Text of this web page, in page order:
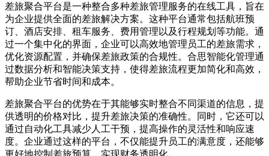
差旅聚合平台是一种整合多种差旅管理服务的在线工具，旨在
为企业提供全面的差旅解决方案。这种平台通常包括航班预
订、酒店安排、租车服务、费用管理以及行程规划等功能。通
过一个集中化的界面，企业可以高效地管理员工的差旅需求，
优化资源配置，并确保差旅政策的合规性。合思智能化管理通
过数据分析和智能决策支持，使得差旅流程更加简化和高效，
帮助企业节省时间和成本。
差旅聚合平台的优势在于其能够实时整合不同渠道的信息，提
供透明的价格对比，提升差旅决策的准确性。同时，它还可以
通过自动化工具减少人工干预，提高操作的灵活性和响应速
度。企业通过这样的平台，不仅能提升员工的满意度，还能够
更好地控制差旅预算，实现财务透明化。